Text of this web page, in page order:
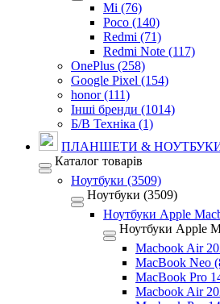
Mi (76)
Poco (140)
Redmi (71)
Redmi Note (117)
OnePlus (258)
Google Pixel (154)
honor (111)
Інші бренди (1014)
Б/В Техніка (1)
ПЛАНШЕТИ &
Каталог товарів
Ноутбуки (3509)
Ноутбуки (3509)
Ноутбуки Apple
Ноутбуки Apple
Macbook Air
MacBook Neo
MacBook Pro
Macbook Air